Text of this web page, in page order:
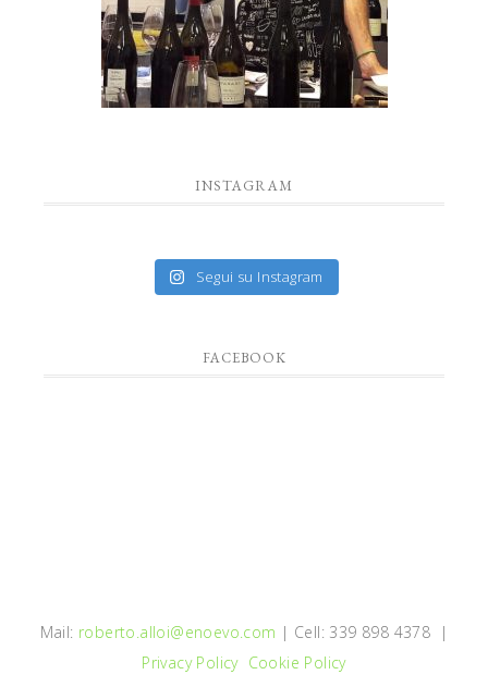
INSTAGRAM
Segui su Instagram
FACEBOOK
Mail: roberto.alloi@enoevo.com | Cell: 339 898 4378 |
Privacy Policy Cookie Policy